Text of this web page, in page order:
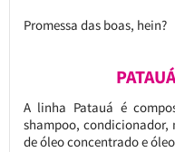
Promessa das boas, hein?
A linha Patauá é
shampoo, condicionador,
de óleo concentrado e